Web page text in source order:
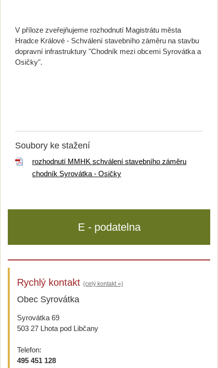
V příloze zveřejňujeme rozhodnutí Magistrátu města
Hradce Králové - Schválení stavebního záměru na stavbu
dopravní infrastruktury "Chodník mezi obcemi Syrovátka a
Osičky".
Soubory ke stažení
rozhodnutí MMHK schválení stavebního záměru
chodník Syrovátka - Osičky
E - podatelna
Rychlý kontakt (celý kontakt »)
Obec Syrovátka
Syrovátka 69
503 27 Lhota pod Libčany
Telefon:
495 451 128